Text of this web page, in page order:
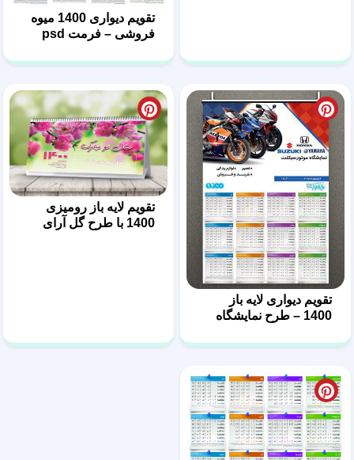
تقویم دیواری 1400 میوه
فروشی – فرمت psd
تقویم دیواری لایه باز
1400 – طرح نمایشگاه
تقویم لایه باز رومیزی
1400 با طرح گل آرای